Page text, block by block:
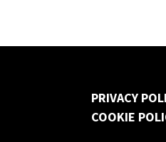
PRIVACY
COOKIE